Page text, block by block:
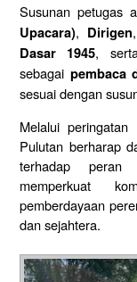
Susunan petugas
Upacara), Dirigen,
Dasar 1945,
sebagai pembaca
sesuai dengan
Melalui
Pulutan berharap
terhadap peran
memperkuat
pemberdayaan
dan sejahtera.